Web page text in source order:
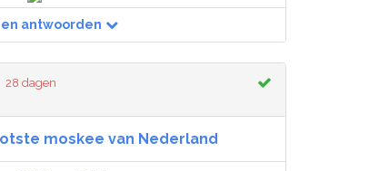
antwoorden
28 dagen
moskee van Nederland